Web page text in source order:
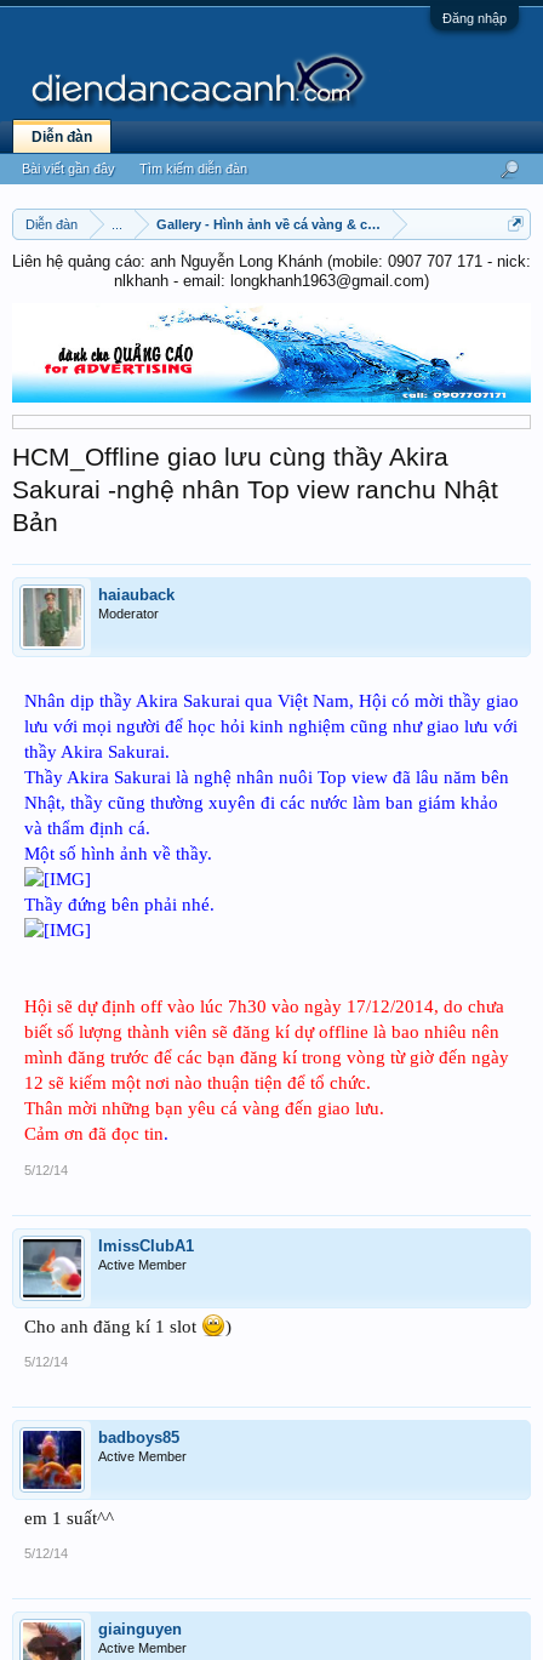
Đăng nhập
Diễn đàn Gallery - Hình ảnh về cá vàng & cá chép
Liên hệ quảng cáo: anh Nguyễn Long Khánh (mobile: 0907 707 171 - nick:
nlkhanh - email: longkhanh1963@gmail.com)
HCM_Offline giao lưu cùng thầy Akira
Sakurai -nghệ nhân Top view ranchu Nhật
Bản
haiauback
Moderator
Nhân dịp thầy Akira Sakurai qua Việt Nam, Hội có mời thầy giao
lưu với mọi người để học hỏi kinh nghiệm cũng như giao lưu với
thầy Akira Sakurai.
Thầy Akira Sakurai là nghệ nhân nuôi Top view đã lâu năm bên
Nhật, thầy cũng thường xuyên đi các nước làm ban giám khảo
và thẩm định cá.
Một số hình ảnh về thầy.
Thầy đứng bên phải nhé.
Hội sẽ dự định off vào lúc 7h30 vào ngày 17/12/2014, do chưa
biết số lượng thành viên sẽ đăng kí dự offline là bao nhiêu nên
mình đăng trước để các bạn đăng kí trong vòng từ giờ đến ngày
12 sẽ kiếm một nơi nào thuận tiện để tổ chức.
Thân mời những bạn yêu cá vàng đến giao lưu.
Cảm ơn đã đọc tin.
5/12/14
ImissClubA1
Active Member
Cho anh đăng kí 1 slot )
5/12/14
badboys85
Active Member
em 1 suất^^
5/12/14
giainguyen
Active Member
Diễn đàn
Bài viết gần đây Tìm kiếm diễn đàn